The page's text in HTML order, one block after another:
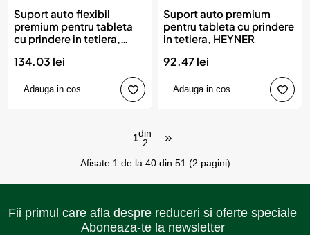
Suport auto flexibil
premium pentru tableta
cu prindere in tetiera,
134.03 lei
Adauga in cos
Suport auto premium
pentru tableta cu prindere
in tetiera, HEYNER
92.47 lei
Adauga in cos
1din
2
Afisate 1 de la 40 din 51 (2 pagini)
Fii primul care afla despre reduceri si oferte speciale
Aboneaza-te la newsletter